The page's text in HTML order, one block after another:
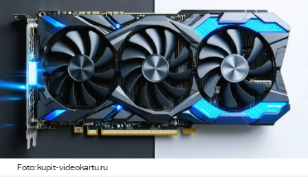
Foto: kupit-videokartu.ru